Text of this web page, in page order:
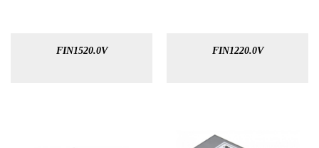
FIN1520.0V FIN1220.0V